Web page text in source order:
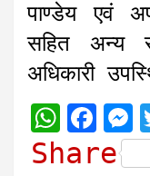
पाण्डेय एवं
सहित अन्य
अधिकारी
W
h
F
a
M
e
Share